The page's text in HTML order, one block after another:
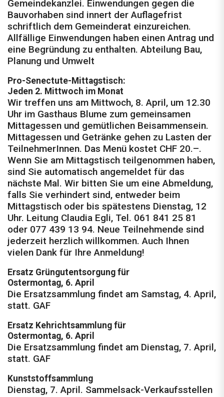
Gemeindekanzlei. Einwendungen gegen die
Bauvorhaben sind innert der Auflagefrist
schriftlich dem Gemeinderat einzureichen.
Allfällige Einwendungen haben einen Antrag und
eine Begründung zu enthalten. Abteilung Bau,
Planung und Umwelt
Pro-Senectute-Mittagstisch:
Jeden 2. Mittwoch im Monat
Wir treffen uns am Mittwoch, 8. April, um 12.30
Uhr im Gasthaus Blume zum gemeinsamen
Mittagessen und gemütlichen Beisammensein.
Mittagessen und Getränke gehen zu Lasten der
TeilnehmerInnen. Das Menü kostet CHF 20.–.
Wenn Sie am Mittagstisch teilgenommen haben,
sind Sie automatisch angemeldet für das
nächste Mal. Wir bitten Sie um eine Abmeldung,
falls Sie verhindert sind, entweder beim
Mittagstisch oder bis spätestens Dienstag, 12
Uhr. Leitung Claudia Egli, Tel. 061 841 25 81
oder 077 439 13 94. Neue Teilnehmende sind
jederzeit herzlich willkommen. Auch Ihnen
vielen Dank für Ihre Anmeldung!
Ersatz Grüngutentsorgung für
Ostermontag, 6. April
Die Ersatzsammlung findet am Samstag, 4. April,
statt. GAF
Ersatz Kehrichtsammlung für
Ostermontag, 6. April
Die Ersatzsammlung findet am Dienstag, 7. April,
statt. GAF
Kunststoffsammlung
Dienstag, 7. April. Sammelsack-Verkaufsstellen